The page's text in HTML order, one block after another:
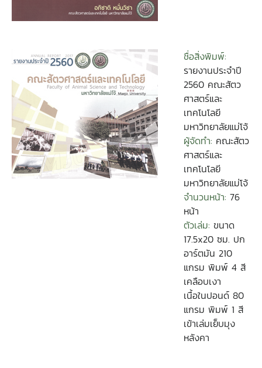
ชื่อสิ่งพิมพ์:
รายงานประจำปี
2560 คณะสัตว
ศาสตร์และ
เทคโนโลยี
มหาวิทยาลัยแม่โจ้
ผู้จัดทำ: คณะสัตว
ศาสตร์และ
เทคโนโลยี
มหาวิทยาลัยแม่โจ้
จำนวนหน้า: 76
หน้า
ตัวเล่ม: ขนาด
17.5x20 ซม. ปก
อาร์ตมัน 210
แกรม พิมพ์ 4 สี
เคลือบเงา
เนื้อในปอนด์ 80
แกรม พิมพ์ 1 สี
เข้าเล่มเย็บมุง
หลังคา